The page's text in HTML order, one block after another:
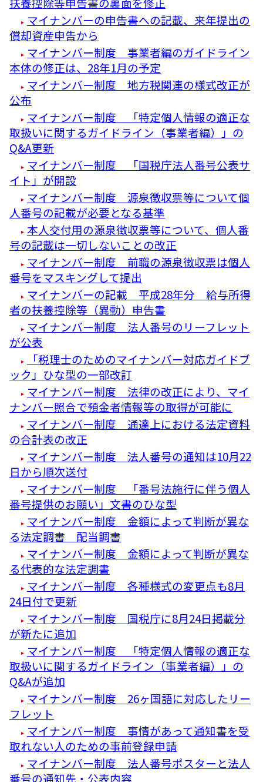
マイナンバーの申告書への記載、来年提出の
償却資産申告から
マイナンバー制度 事業者編のガイドライン
本体の修正は、28年1月の予定
マイナンバー制度 地方税関連の様式改正が
公布
マイナンバー制度 「特定個人情報の適正な
取扱いに関するガイドライン（事業者編）」の
Q&A更新
マイナンバー制度 「国税庁法人番号公表サ
イト」が開設
マイナンバー制度 源泉徴収票等について個
人番号の記載が必要となる基準
本人交付用の源泉徴収票等について、個人番
号の記載は一切しないことの改正
マイナンバー制度 前職の源泉徴収票は個人
番号をマスキングして提出
マイナンバーの記載 平成28年分 給与所得
者の扶養控除等（異動）申告書
マイナンバー制度 法人番号のリーフレット
が公表
「税理士のためのマイナンバー対応ガイドブ
ック」ひな型の一部改訂
マイナンバー制度 法律の改正により、マイ
ナンバー照合で預金者情報等の取得が可能に
マイナンバー制度 通達上における法定資料
の合計表の改正
マイナンバー制度 法人番号の通知は10月22
日から順次送付
マイナンバー制度 「番号法施行に伴う個人
番号提供のお願い」文書のひな型
マイナンバー制度 金額によって判断が異な
る法定調書 配当調書
マイナンバー制度 金額によって判断が異な
る代表的な法定調書
マイナンバー制度 各種様式の変更点も8月
24日付で更新
マイナンバー制度 国税庁に8月24日掲載分
が新たに追加
マイナンバー制度 「特定個人情報の適正な
取扱いに関するガイドライン（事業者編）」の
Q&Aが追加
マイナンバー制度 26ヶ国語に対応したリー
フレット
マイナンバー制度 事情があって通知書を受
取れない人のための事前登録申請
マイナンバー制度 法人番号ポスターと法人
番号の通知先・公表内容